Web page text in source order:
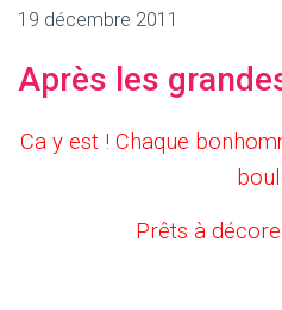
19 décembre 2011
Après les
Ca y est ! Chaque
Prêts à